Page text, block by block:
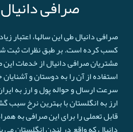
صرافی
صرافی دانیال طی این سالها، اعتبار
کسب کرده است. بر طبق نظرات ثبت
مشتریان صرافی دانیال از خدمات
استفاده از آن را به دوستان و
سرعت ارسال و حواله پول و ارز به
ارز به انگلستان با بهترین نرخ سبب
قابل تعملی را برای این صرافی به